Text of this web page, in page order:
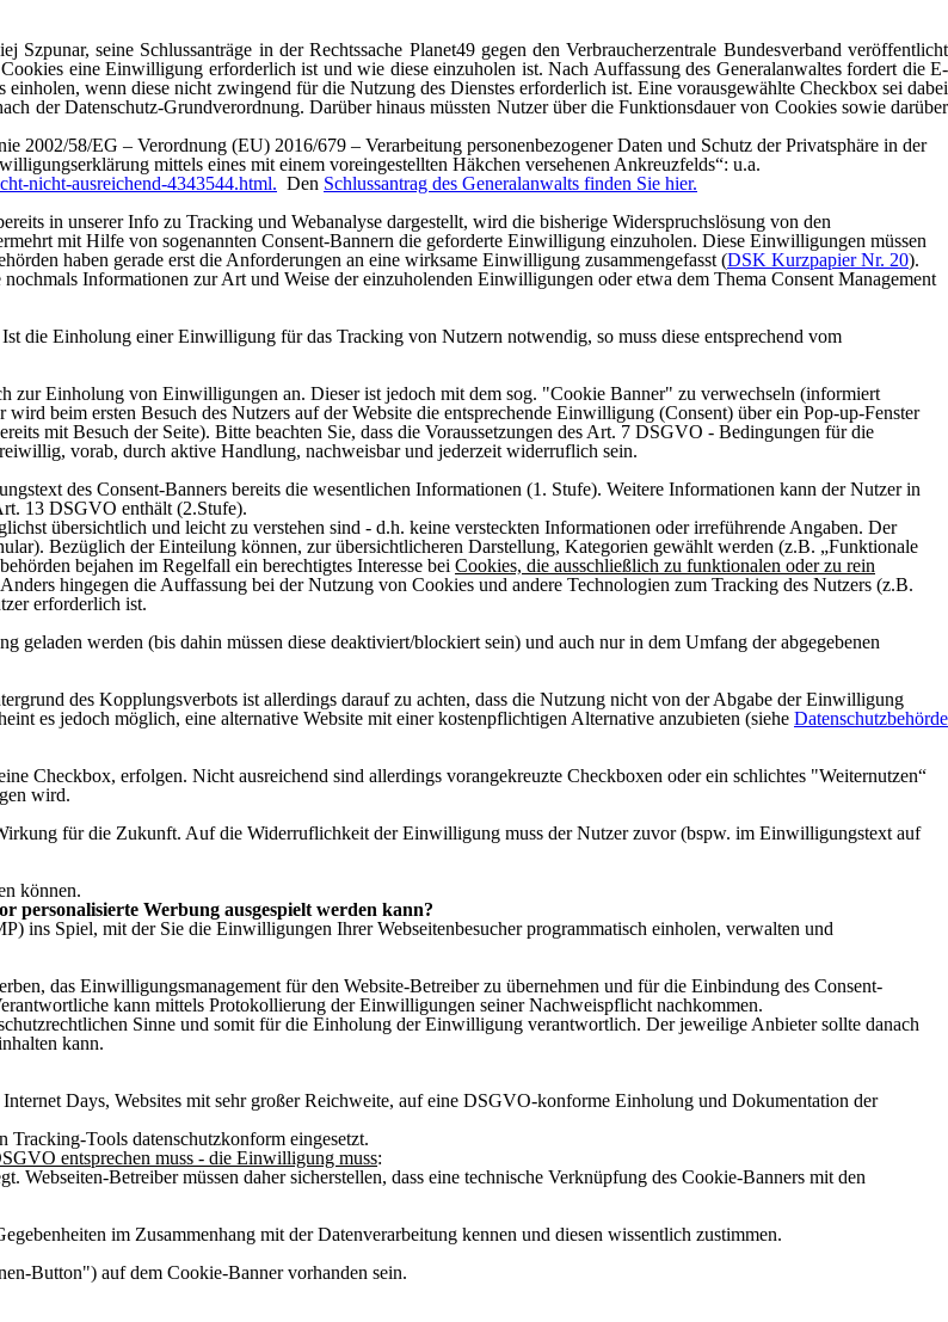
seine Schlussanträge in der Rechtssache Planet49 gegen den Verbraucherzentrale Bundesverband veröffentlicht
eine Einwilligung erforderlich ist und wie diese einzuholen ist. Nach Auffassung des Generalanwaltes fordert die E-
wenn diese nicht zwingend für die Nutzung des Dienstes erforderlich ist. Eine vorausgewählte Checkbox sei dabei
der Datenschutz-Grundverordnung. Darüber hinaus müssten Nutzer über die Funktionsdauer von Cookies sowie darüber
2002/58/EG – Verordnung (EU) 2016/679 – Verarbeitung personenbezogener Daten und Schutz der Privatsphäre in der
mittels eines mit einem voreingestellten Häkchen versehenen Ankreuzfelds“: u.a.
nicht-ausreichend-4343544.html. Den Schlussantrag des Generalanwalts finden Sie hier.
in unserer Info zu Tracking und Webanalyse dargestellt, wird die bisherige Widerspruchslösung von den
mit Hilfe von sogenannten Consent-Bannern die geforderte Einwilligung einzuholen. Diese Einwilligungen müssen
haben gerade erst die Anforderungen an eine wirksame Einwilligung zusammengefasst (DSK Kurzpapier Nr. 20).
Informationen zur Art und Weise der einzuholenden Einwilligungen oder etwa dem Thema Consent Management
Einholung einer Einwilligung für das Tracking von Nutzern notwendig, so muss diese entsprechend vom
Einholung von Einwilligungen an. Dieser ist jedoch mit dem sog. "Cookie Banner" zu verwechseln (informiert
beim ersten Besuch des Nutzers auf der Website die entsprechende Einwilligung (Consent) über ein Pop-up-Fenster
mit Besuch der Seite). Bitte beachten Sie, dass die Voraussetzungen des Art. 7 DSGVO - Bedingungen für die
vorab, durch aktive Handlung, nachweisbar und jederzeit widerruflich sein.
des Consent-Banners bereits die wesentlichen Informationen (1. Stufe). Weitere Informationen kann der Nutzer in
13 DSGVO enthält (2.Stufe).
übersichtlich und leicht zu verstehen sind - d.h. keine versteckten Informationen oder irreführende Angaben. Der
Bezüglich der Einteilung können, zur übersichtlicheren Darstellung, Kategorien gewählt werden (z.B. „Funktionale
bejahen im Regelfall ein berechtigtes Interesse bei Cookies, die ausschließlich zu funktionalen oder zu rein
hingegen die Auffassung bei der Nutzung von Cookies und andere Technologien zum Tracking des Nutzers (z.B.
erforderlich ist.
werden (bis dahin müssen diese deaktiviert/blockiert sein) und auch nur in dem Umfang der abgegebenen
des Kopplungsverbots ist allerdings darauf zu achten, dass die Nutzung nicht von der Abgabe der Einwilligung
es jedoch möglich, eine alternative Website mit einer kostenpflichtigen Alternative anzubieten (siehe Datenschutzbehörde
Checkbox, erfolgen. Nicht ausreichend sind allerdings vorangekreuzte Checkboxen oder ein schlichtes "Weiternutzen“
wird.
für die Zukunft. Auf die Widerruflichkeit der Einwilligung muss der Nutzer zuvor (bspw. im Einwilligungstext auf
können.
personalisierte Werbung ausgespielt werden kann?
ins Spiel, mit der Sie die Einwilligungen Ihrer Webseitenbesucher programmatisch einholen, verwalten und
das Einwilligungsmanagement für den Website-Betreiber zu übernehmen und für die Einbindung des Consent-
kann mittels Protokollierung der Einwilligungen seiner Nachweispflicht nachkommen.
Sinne und somit für die Einholung der Einwilligung verantwortlich. Der jeweilige Anbieter sollte danach
kann.
Days, Websites mit sehr großer Reichweite, auf eine DSGVO-konforme Einholung und Dokumentation der
Tracking-Tools datenschutzkonform eingesetzt.
entsprechen muss - die Einwilligung muss:
Betreiber müssen daher sicherstellen, dass eine technische Verknüpfung des Cookie-Banners mit den
im Zusammenhang mit der Datenverarbeitung kennen und diesen wissentlich zustimmen.
Button") auf dem Cookie-Banner vorhanden sein.